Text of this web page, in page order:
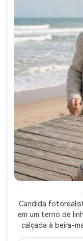
Candida
em um terno de
calçada à beira-
movimento de